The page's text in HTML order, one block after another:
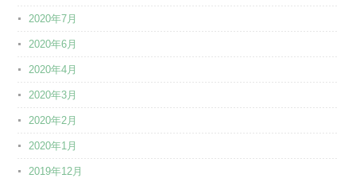
2020年7月
2020年6月
2020年4月
2020年3月
2020年2月
2020年1月
2019年12月